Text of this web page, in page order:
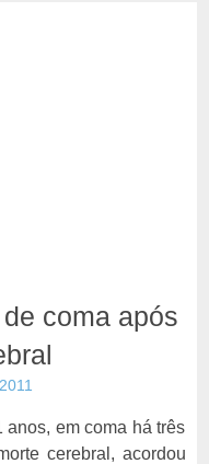
coma após
anos, em coma há três
cerebral, acordou